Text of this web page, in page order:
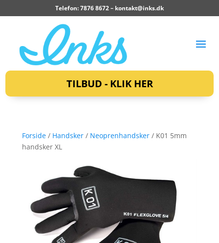
Telefon: 7876 8672 – kontakt@inks.dk
TILBUD - KLIK HER
Forside/ Handsker/ Neoprenhandsker/ K01 5mm
handsker XL